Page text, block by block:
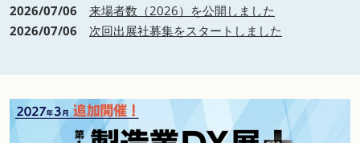
2026/07/06 来場者数（2026）を公開しました
2026/07/06
次回出展社募集をスタートしました